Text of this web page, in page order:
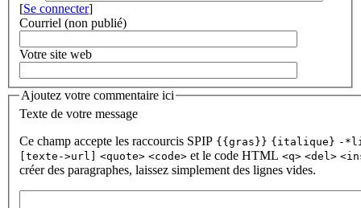
[Se connecter]
Courriel (non publié)
Votre site web
Ajoutez votre commentaire ici
Texte de votre message
Ce champ accepte les raccourcis SPIP {{gras}} {italique} -
[texte->url]
<quote> <code> et le code HTML <q> <del>
créer des paragraphes, laissez simplement des lignes vides.